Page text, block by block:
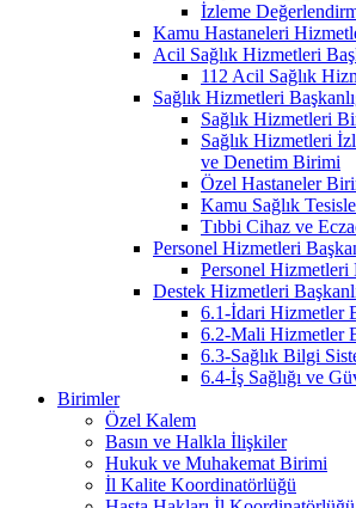
İzleme
Kamu Hastaneleri
Acil Sağlık Hizmetleri
112 Acil Sağlık
Sağlık Hizmetleri
Sağlık Hizmetleri
Sağlık Hizmetleri
ve Denetim Birimi
Özel Hastaneler
Kamu Sağlık
Tıbbi Cihaz ve
Personel Hizmetleri
Personel Hizmetleri
Destek Hizmetleri
6.1-İdari Hizmetler
6.2-Mali Hizmetler
6.3-Sağlık Bilgi
6.4-İş Sağlığı ve
Birimler
Özel Kalem
Basın ve Halkla İlişkiler
Hukuk ve Muhakemat Birimi
İl Kalite Koordinatörlüğü